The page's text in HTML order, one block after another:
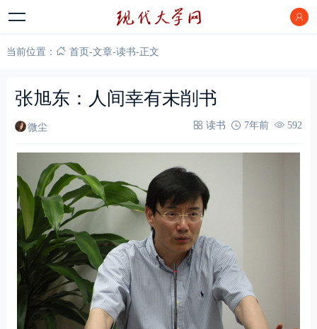
当前位置： 首页-文章-读书-正文
张旭东：人间幸有未削书
微尘 读书 7年前 592